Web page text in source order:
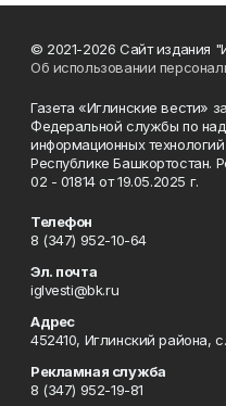
© 2021-2026 Сайт издания
Об использовании
Газета «Иглинские вести»
Федеральной службы по
информационных
Республике Башкортостан.
02 - 01814 от 19.05.2025 г.
Телефон
8 (347) 952-10-64
Эл. почта
iglvesti@bk.ru
Адрес
452410, Иглинский района,
Рекламная служба
8 (347) 952-19-81